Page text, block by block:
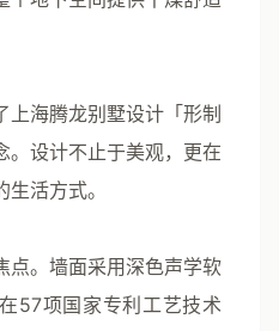
海腾龙别墅设计「形制
。设计不止于美观，更在
活方式。
点。墙面采用深色声学软
57项国家专利工艺技术